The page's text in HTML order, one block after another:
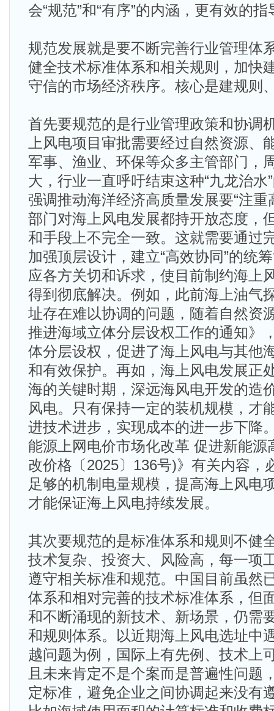
会“规范”和“有序”的内涵，更有效的
规范发展就是要不断完善行业管理体
健全技术标准体系和相关规则，加快
守信的市场经济秩序。核心是建规则
首先要规范的是行业管理政策和协调
上风电项目审批需要经过自然资源、
军事、渔业、环保等众多主管部门，
大，行业一直呼吁结束这种“九龙治水
强调推动海洋经济高质量发展要“注重
部门对海上风电发展都持开放态度，
和手段上不完全一致。这就需要通过
加强顶层设计，建立“高效协同”的统
应各方关切和诉求，使目前制约海上
得到彻底解决。例如，此前海上油气
址存在难以协调的问题，随着自然资
推进海域立体分层设权工作的通知》
体分层设权，促进了海上风电与其他
和有效保护。再如，海上风电发展正
海的关键时期，深远海风电开发的造
风电。只有保持一定的装机规模，才
进技术进步，实现成本的进一步下降
能源上网电价市场化改革 促进新能源
改价格〔2025〕136号)》有关内容，
足够的机制电量规模，提高海上风电
才能保证海上风电持续发展。
其次要规范的是标准体系和规则不健
技术复杂、投资大、风险高，每一项
遵守相关标准和规范。中国目前虽然
体系和相对完善的技术标准体系，但
和不断涌现的新技术、新场景，仍需
和规则体系。以近期海上风电选址中
越问题为例，国际上有先例、技术上
且未来肯定不是个案而是普遍性问题
定标准，避免企业之间协调起来没有